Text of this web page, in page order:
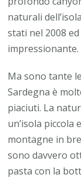
naturali
stati nel 2008
Ma sono tante
Sardegna è
piaciuti. La
un’isola
montagne in
sono davvero
pasta con la